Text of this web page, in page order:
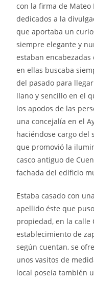
con la firma de Mateo
dedicados a la
que aportaba un
siempre elegante y
estaban encabezadas
en ellas buscaba
del pasado para
llano y sencillo en el
los apodos de las
una concejalía en el
haciéndose cargo del
que promovió la
casco antiguo de
fachada del edificio
Estaba casado con
apellido éste que
propiedad, en la calle
establecimiento de
según cuentan, se
unos vasitos de
local poseía también